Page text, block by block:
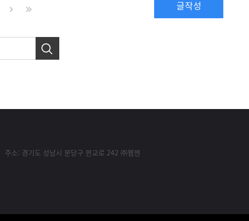
글작성
주소: 경기도 성남시 분당구 판교로 242 ㈜웹젠